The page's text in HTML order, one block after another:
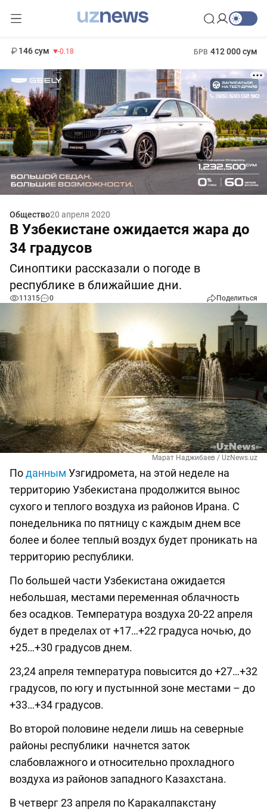
146 сум -0.18 БРВ 412 000 сум
Общество20 апреля 2020
В Узбекистане ожидается жара до
34 градусов
Синоптики рассказали о погоде в
республике в ближайшие дни.
11315 0 Поделиться
Марат Наджибаев / UzNews.uz
Поданным Узгидромета, на этой неделе на
территорию Узбекистана продолжится вынос
сухого и теплого воздуха из районов Ирана. С
понедельника по пятницу с каждым днем все
более и более теплый воздух будет проникать на
территорию республики.
По большей части Узбекистана ожидается
небольшая, местами переменная облачность
без осадков. Температура воздуха 20-22 апреля
будет в пределах от +17…+22 градуса ночью, до
+25…+30 градусов днем.
23,24 апреля температура повысится до +27…+32
градусов, по югу и пустынной зоне местами – до
+33…+34 градусов.
Во второй половине недели лишь на северные
районы республики начнется заток
слабовлажного и относительно прохладного
воздуха из районов западного Казахстана.
В четверг 23 апреля по Каракалпакстану